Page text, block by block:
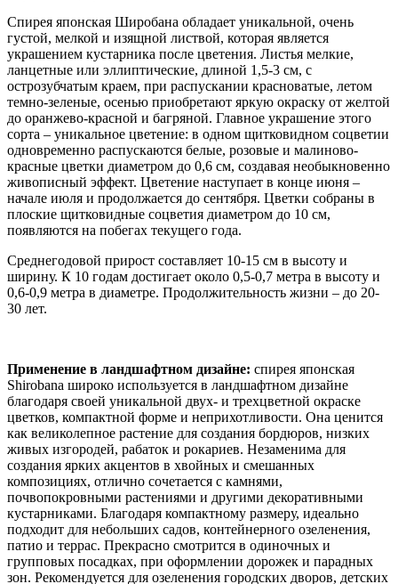
Спирея японская Широбана обладает уникальной, очень
густой, мелкой и изящной листвой, которая является
украшением кустарника после цветения. Листья мелкие,
ланцетные или эллиптические, длиной 1,5-3 см, с
острозубчатым краем, при распускании красноватые, летом
темно-зеленые, осенью приобретают яркую окраску от желтой
до оранжево-красной и багряной. Главное украшение этого
сорта – уникальное цветение: в одном щитковидном соцветии
одновременно распускаются белые, розовые и малиново-
красные цветки диаметром до 0,6 см, создавая необыкновенно
живописный эффект. Цветение наступает в конце июня –
начале июля и продолжается до сентября. Цветки собраны в
плоские щитковидные соцветия диаметром до 10 см,
появляются на побегах текущего года.
Среднегодовой прирост составляет 10-15 см в высоту и
ширину. К 10 годам достигает около 0,5-0,7 метра в высоту и
0,6-0,9 метра в диаметре. Продолжительность жизни – до 20-
30 лет.
Применение в ландшафтном дизайне: спирея японская
Shirobana широко используется в ландшафтном дизайне
благодаря своей уникальной двух- и трехцветной окраске
цветков, компактной форме и неприхотливости. Она ценится
как великолепное растение для создания бордюров, низких
живых изгородей, рабаток и рокариев. Незаменима для
создания ярких акцентов в хвойных и смешанных
композициях, отлично сочетается с камнями,
почвопокровными растениями и другими декоративными
кустарниками. Благодаря компактному размеру, идеально
подходит для небольших садов, контейнерного озеленения,
патио и террас. Прекрасно смотрится в одиночных и
групповых посадках, при оформлении дорожек и парадных
зон. Рекомендуется для озеленения городских дворов, детских